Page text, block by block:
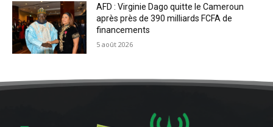
AFD : Virginie Dago quitte le Cameroun
après près de 390 milliards FCFA de
financements
5 août 2026